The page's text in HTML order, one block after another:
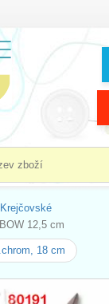
Krejčovské
12,5 cm
18 cm